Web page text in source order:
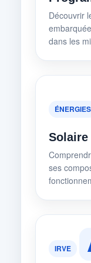
Découvrir
dans les
ÉNERGIES
ses
IRVE